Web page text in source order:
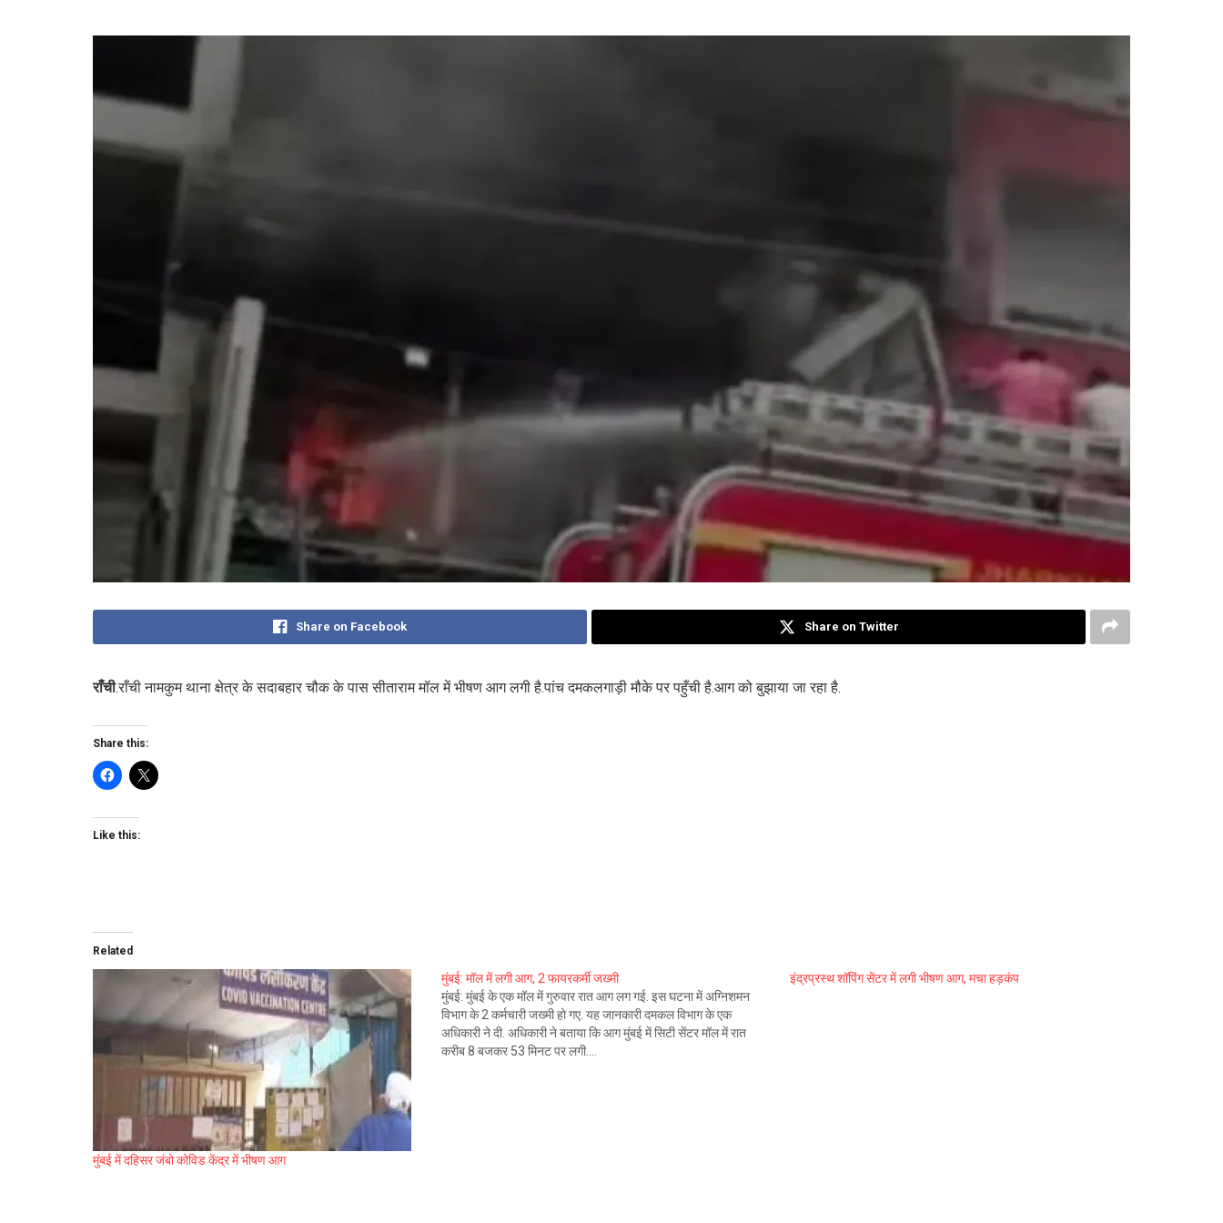
Share on Facebook Share on Twitter
राँची.राँची नामकुम थाना क्षेत्र के सदाबहार चौक के पास सीताराम मॉल में भीषण आग लगी है.पांच दमकलगाड़ी मौके पर पहुँची है.आग को बुझाया जा रहा है.
Share this:
Like this:
Related
मुंबई में दहिसर जंबो कोविड केंद्र में भीषण आग
मुंबई: मॉल में लगी आग, 2 फायरकर्मी जख्मी
मुंबई: मुंबई के एक मॉल में गुरुवार रात आग लग गई. इस घटना में अग्निशमन
विभाग के 2 कर्मचारी जख्मी हो गए. यह जानकारी दमकल विभाग के एक
अधिकारी ने दी. अधिकारी ने बताया कि आग मुंबई में सिटी सेंटर मॉल में रात
करीब 8 बजकर 53 मिनट पर लगी.…
इंद्रप्रस्थ शॉपिंग सेंटर में लगी भीषण आग, मचा हड़कंप